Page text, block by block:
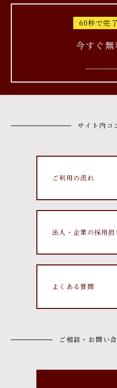
60秒で完
今すぐ
サイト内コ
ご利用の流れ
法人・企業の採用
よくある質問
ご相談・お問い